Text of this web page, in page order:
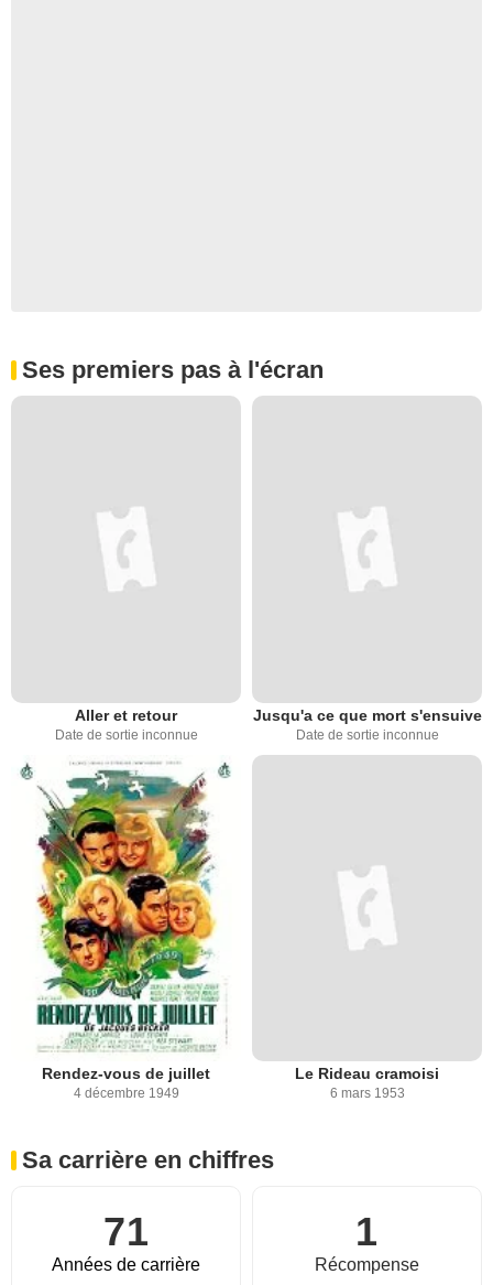
Ses premiers pas à l'écran
Aller et retour
Date de sortie inconnue
Jusqu'a ce que mort s'ensuive
Date de sortie inconnue
Rendez-vous de juillet
4 décembre 1949
Le Rideau cramoisi
6 mars 1953
Sa carrière en chiffres
71
Années de carrière
1
Récompense